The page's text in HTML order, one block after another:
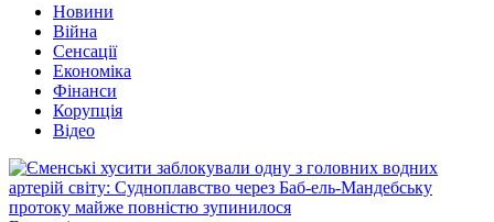
Новини
Війна
Сенсації
Економіка
Фінанси
Корупція
Відео